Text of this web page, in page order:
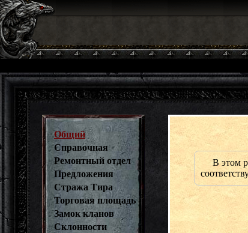
Общий
Справочная
Ремонтный отдел
Предложения
Стража Тира
Торговая площадь
Замок кланов
Склонности
В этом